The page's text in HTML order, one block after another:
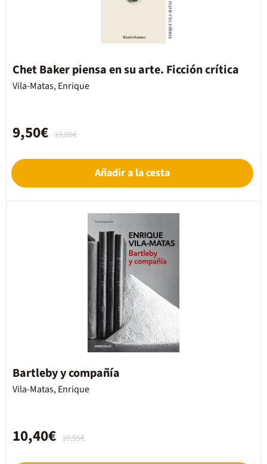
Chet Baker piensa en su arte. Ficción crítica
Vila-Matas, Enrique
10,00€
9,50€
Añadir a la cesta
Bartleby y compañía
Vila-Matas, Enrique
10,95€
10,40€